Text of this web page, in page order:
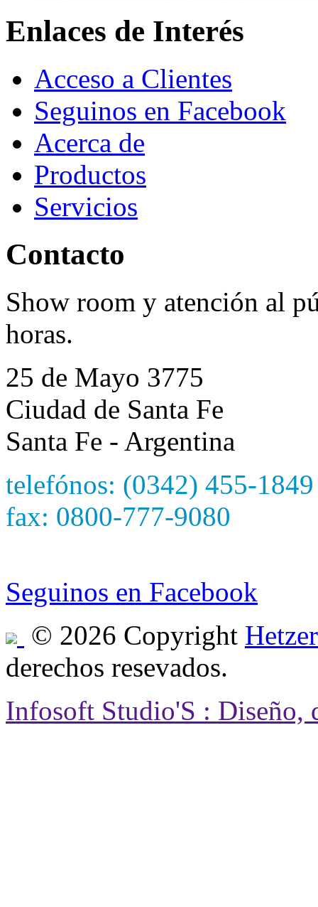
Enlaces de Interés
Acceso a Clientes
Seguinos en Facebook
Acerca de
Productos
Servicios
Contacto
Show room y atención al
horas.
25 de Mayo 3775
Ciudad de Santa Fe
Santa Fe - Argentina
telefónos: (0342) 455-
fax: 0800-777-9080
Seguinos en Facebook
© 2026 Copyright
derechos resevados.
Infosoft Studio'S : Diseño,